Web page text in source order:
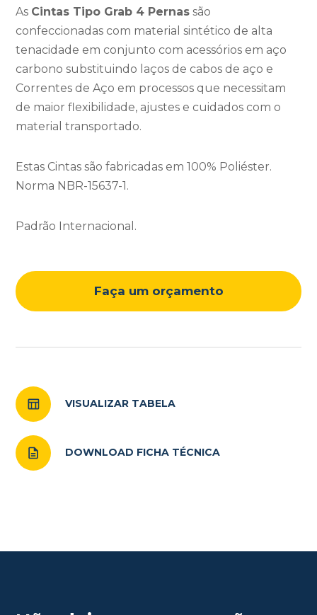
As Cintas Tipo Grab 4 Pernas são
confeccionadas com material sintético de alta
tenacidade em conjunto com acessórios em aço
carbono substituindo laços de cabos de aço e
Correntes de Aço em processos que necessitam
de maior flexibilidade, ajustes e cuidados com o
material transportado.
Estas Cintas são fabricadas em 100% Poliéster.
Norma NBR-15637-1.
Padrão Internacional.
Faça um orçamento
VISUALIZAR TABELA
DOWNLOAD FICHA TÉCNICA